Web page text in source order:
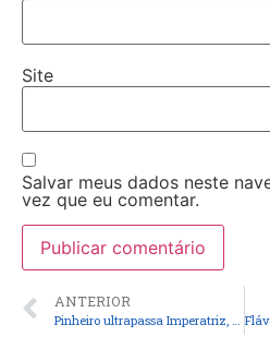
Site
Salvar meus dados neste
vez que eu comentar.
ANTERIOR
Pinheiro ultrapassa Imperatriz, ficando em 2° lugar com mais casos de HIV registrados no estado.